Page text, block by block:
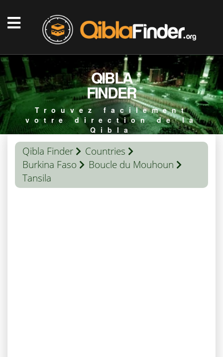
QIBLA
FINDER
Trouvez facilement
votre direction de la
Qibla
Qibla Finder
Countries
Burkina Faso
Boucle du Mouhoun
Tansila